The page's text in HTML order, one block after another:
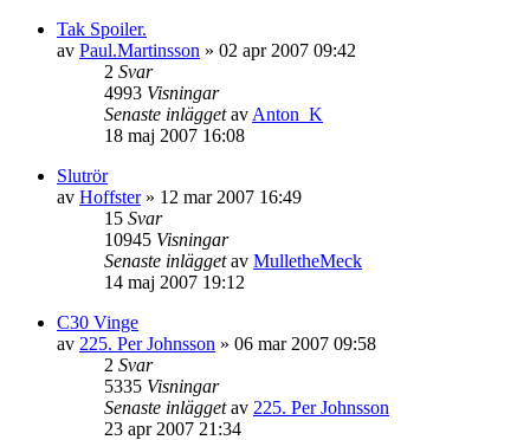
Tak Spoiler.
av Paul.Martinsson » 02 apr 2007 09:42
2 Svar
4993 Visningar
Senaste inläggetav Anton_K
18 maj 2007 16:08
Slutrör
av Hoffster» 12 mar 2007 16:49
15 Svar
10945 Visningar
Senaste inläggetav MulletheMeck
14 maj 2007 19:12
C30 Vinge
av 225. Per Johnsson » 06 mar 2007 09:58
2 Svar
5335 Visningar
Senaste inläggetav 225. Per Johnsson
23 apr 2007 21:34